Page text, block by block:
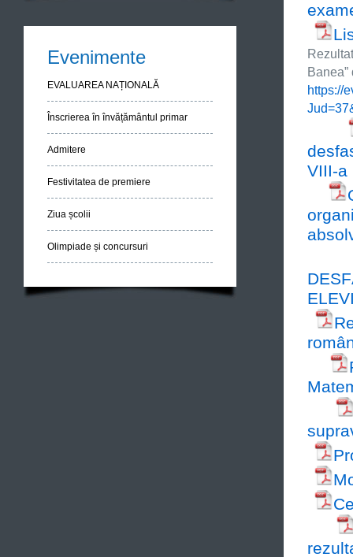
Evenimente
EVALUAREA NAȚIONALĂ
Înscrierea în învățământul primar
Admitere
Festivitatea de premiere
Ziua școlii
Olimpiade și concursuri
https://
VIII-a